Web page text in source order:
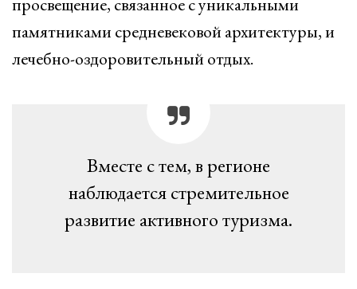
памятниками средневековой архитектуры, и
лечебно-оздоровительный отдых.
Вместе с тем, в регионе
наблюдается стремительное
развитие активного туризма.